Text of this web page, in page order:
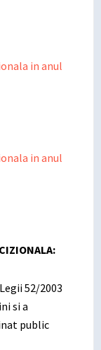
in anul
in anul
52/2003
si a
public